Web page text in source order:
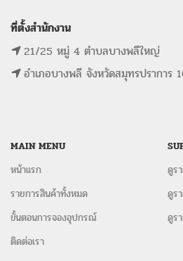
ที่ตั้งสำนักงาน
21/25 หมู่ 4 ตำบลบางพลีใหญ่
อำเภอบางพลี จังหวัดสมุทรปราการ
MAIN MENU
หน้าแรก
รายการสินค้าทั้งหมด
ขั้นตอนการจองอุปกรณ์
ติดต่อเรา
ดูร
ดูร
ดูร